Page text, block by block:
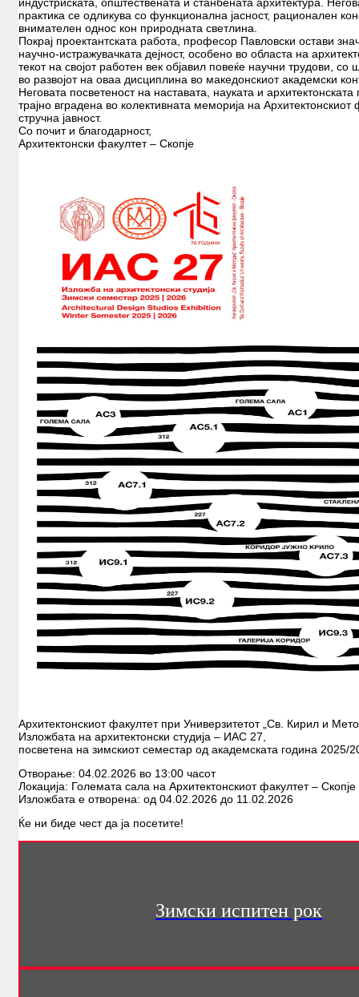
практика се одликува со функционална јасност, рационален
внимателен однос кон природната светлина.
Покрај проектантската работа, професор Павловски остави
научно-истражувачката дејност, особено во областа на
текот на својот работен век објавил повеќе научни трудови,
во развојот на оваа дисциплина во македонскиот академски
Неговата посветеност на наставата, науката и
трајно вградена во колективната меморија на
стручна јавност.
Со почит и благодарност,
Архитектонски факултет – Скопје
Архитектонскиот факултет при Универзитетот „Св. Кирил и
Изложбата на архитектонски студија – ИАС 27,
посветена на зимскиот семестар од академската година 2025/
Отворање: 04.02.2026 во 13:00 часот
Локација: Големата сала на Архитектонскиот факултет – Скопје
Изложбата е отворена: од 04.02.2026 до 11.02.2026
Ќе ни биде чест да ја посетите!
Зимски испитен рок